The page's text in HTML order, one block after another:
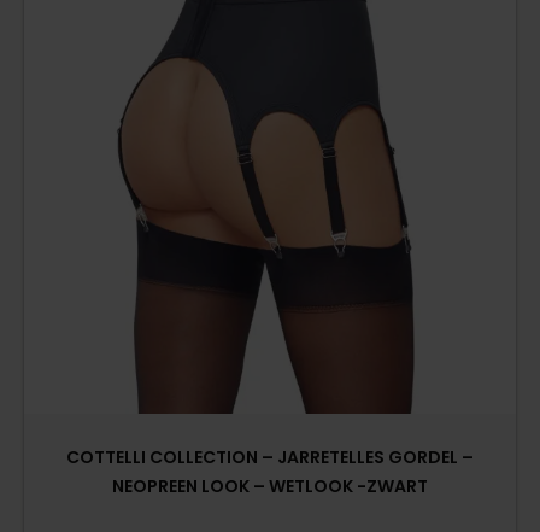
COTTELLI COLLECTION – JARRETELLES GORDEL –
NEOPREEN LOOK – WETLOOK -ZWART